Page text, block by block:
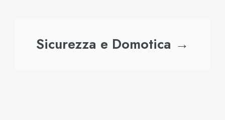
Sicurezza e Domotica →